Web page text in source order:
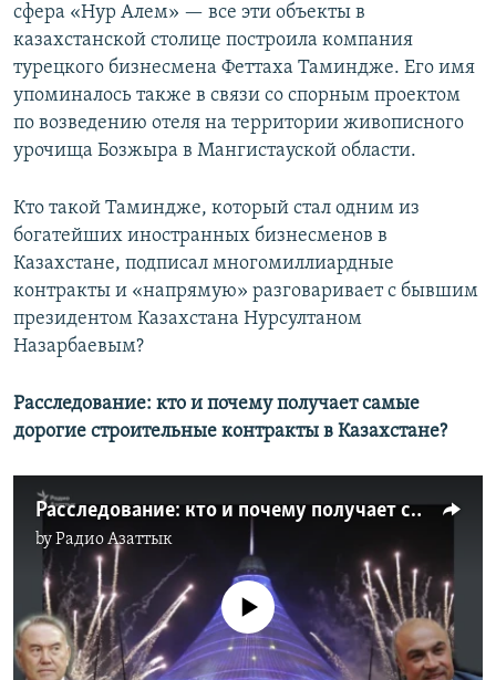
сфера «Нур Алем» — все эти объекты в
казахстанской столице построила компания
турецкого бизнесмена Феттаха Таминдже. Его имя
упоминалось также в связи со спорным проектом
по возведению отеля на территории живописного
урочища Бозжыра в Мангистауской области.
Кто такой Таминдже, который стал одним из
богатейших иностранных бизнесменов в
Казахстане, подписал многомиллиардные
контракты и «напрямую» разговаривает с бывшим
президентом Казахстана Нурсултаном
Назарбаевым?
Расследование: кто и почему получает самые
дорогие строительные контракты в Казахстане?
Расследование: кто и почему получает самые дорогие строительные контракты в Казахстане?
byРадио Азаттык
No media source currently available